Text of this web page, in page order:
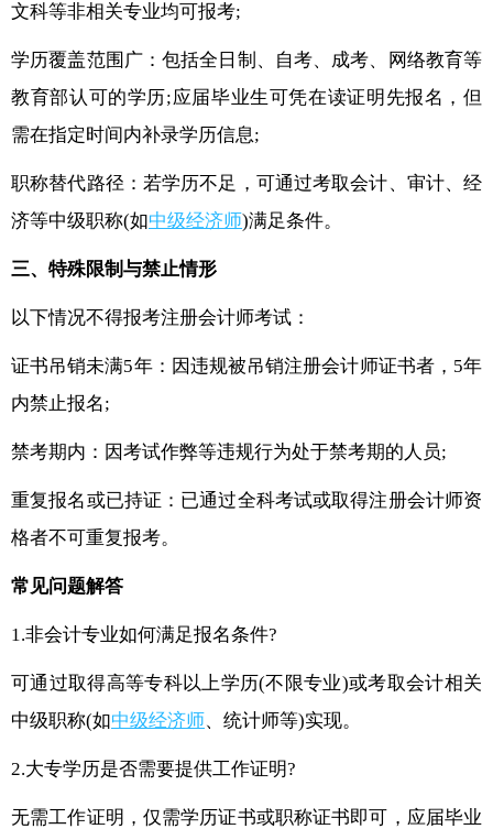
文科等非相关专业均可报考;
学历覆盖范围广：包括全日制、自考、成考、网络教育等
教育部认可的学历;应届毕业生可凭在读证明先报名，但
需在指定时间内补录学历信息;
职称替代路径：若学历不足，可通过考取会计、审计、经
济等中级职称(如中级经济师)满足条件。
三、特殊限制与禁止情形
以下情况不得报考注册会计师考试：
证书吊销未满5年：因违规被吊销注册会计师证书者，5年
内禁止报名;
禁考期内：因考试作弊等违规行为处于禁考期的人员;
重复报名或已持证：已通过全科考试或取得注册会计师资
格者不可重复报考。
常见问题解答
1.非会计专业如何满足报名条件?
可通过取得高等专科以上学历(不限专业)或考取会计相关
中级职称(如中级经济师、统计师等)实现。
2.大专学历是否需要提供工作证明?
无需工作证明，仅需学历证书或职称证书即可，应届毕业